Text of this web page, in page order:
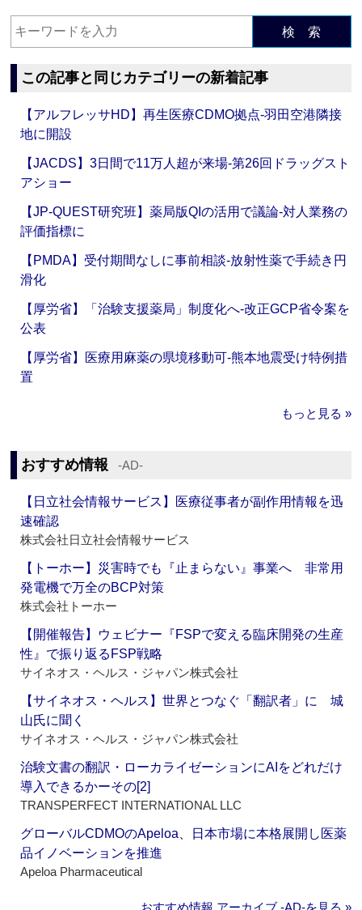
検 索
この記事と同じカテゴリーの新着記事
【アルフレッサHD】再生医療CDMO拠点‐羽田空港隣接
地に開設
【JACDS】3日間で11万人超が来場‐第26回ドラッグスト
アショー
【JP-QUEST研究班】薬局版QIの活用で議論‐対人業務の
評価指標に
【PMDA】受付期間なしに事前相談‐放射性薬で手続き円
滑化
【厚労省】「治験支援薬局」制度化へ‐改正GCP省令案を
公表
【厚労省】医療用麻薬の県境移動可‐熊本地震受け特例措
置
もっと見る »
おすすめ情報 ‐AD‐
【日立社会情報サービス】医療従事者が副作用情報を迅
速確認
株式会社日立社会情報サービス
【トーホー】災害時でも『止まらない』事業へ 非常用
発電機で万全のBCP対策
株式会社トーホー
【開催報告】ウェビナー『FSPで変える臨床開発の生産
性』で振り返るFSP戦略
サイネオス・ヘルス・ジャパン株式会社
【サイネオス・ヘルス】世界とつなぐ「翻訳者」に 城
山氏に聞く
サイネオス・ヘルス・ジャパン株式会社
治験文書の翻訳・ローカライゼーションにAIをどれだけ
導入できるかーその[2]
TRANSPERFECT INTERNATIONAL LLC
グローバルCDMOのApeloa、日本市場に本格展開し医薬
品イノベーションを推進
Apeloa Pharmaceutical